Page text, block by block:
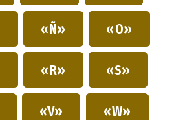
«Ñ» «O»
«R» «S»
«V» «W»